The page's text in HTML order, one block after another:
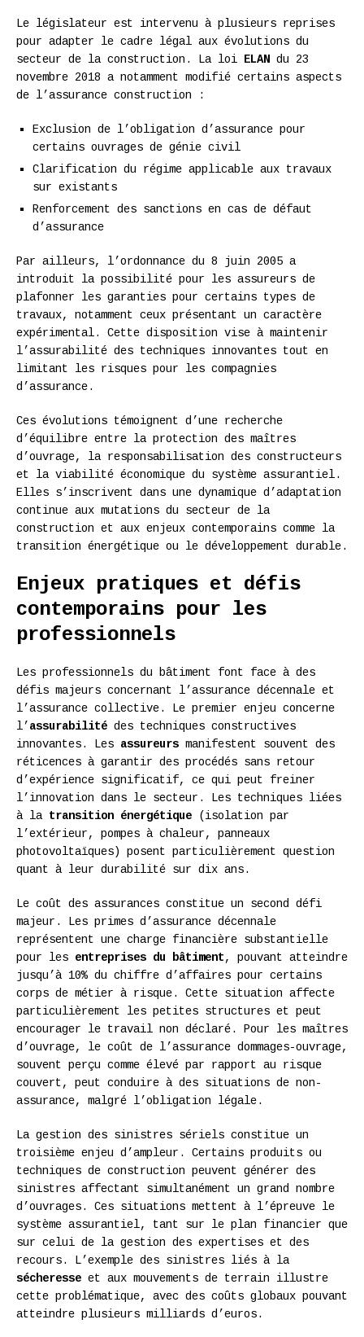
Le législateur est intervenu à plusieurs reprises
pour adapter le cadre légal aux évolutions du
secteur de la construction. La loi
ELAN
du 23
novembre 2018 a notamment modifié certains aspects
de l’assurance construction :
Exclusion de l’obligation d’assurance pour
certains ouvrages de génie civil
Clarification du régime applicable aux travaux
sur existants
Renforcement des sanctions en cas de défaut
d’assurance
Par ailleurs, l’ordonnance du 8 juin 2005 a
introduit la possibilité pour les assureurs de
plafonner les garanties pour certains types de
travaux, notamment ceux présentant un caractère
expérimental. Cette disposition vise à maintenir
l’assurabilité des techniques innovantes tout en
limitant les risques pour les compagnies
d’assurance.
Ces évolutions témoignent d’une recherche
d’équilibre entre la protection des maîtres
d’ouvrage, la responsabilisation des constructeurs
et la viabilité économique du système assurantiel.
Elles s’inscrivent dans une dynamique d’adaptation
continue aux mutations du secteur de la
construction et aux enjeux contemporains comme la
transition énergétique ou le développement durable.
Enjeux pratiques et défis
contemporains pour les
professionnels
Les professionnels du bâtiment font face à des
défis majeurs concernant l’assurance décennale et
l’assurance collective. Le premier enjeu concerne
l’ assurabilité des techniques constructives
innovantes. Les assureurs manifestent souvent des
réticences à garantir des procédés sans retour
d’expérience significatif, ce qui peut freiner
l’innovation dans le secteur. Les techniques liées
à la transition énergétique (isolation par
l’extérieur, pompes à chaleur, panneaux
photovoltaïques) posent particulièrement question
quant à leur durabilité sur dix ans.
Le coût des assurances constitue un second défi
majeur. Les primes d’assurance décennale
représentent une charge financière substantielle
pour les entreprises du bâtiment, pouvant atteindre
jusqu’à 10% du chiffre d’affaires pour certains
corps de métier à risque. Cette situation affecte
particulièrement les petites structures et peut
encourager le travail non déclaré. Pour les maîtres
d’ouvrage, le coût de l’assurance dommages-ouvrage,
souvent perçu comme élevé par rapport au risque
couvert, peut conduire à des situations de non-
assurance, malgré l’obligation légale.
La gestion des sinistres sériels constitue un
troisième enjeu d’ampleur. Certains produits ou
techniques de construction peuvent générer des
sinistres affectant simultanément un grand nombre
d’ouvrages. Ces situations mettent à l’épreuve le
système assurantiel, tant sur le plan financier que
sur celui de la gestion des expertises et des
recours. L’exemple des sinistres liés à la
sécheresse et aux mouvements de terrain illustre
cette problématique, avec des coûts globaux pouvant
atteindre plusieurs milliards d’euros.